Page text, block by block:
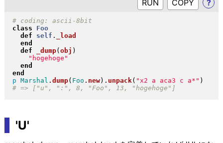
RUN ?
class
Foo
def
self .
_load
end
def
_dump( obj )
" hogehoge "
end
end
p Marshal . dump( Foo . new) . unpack( "x2 a aca3 c a* " )
'U'